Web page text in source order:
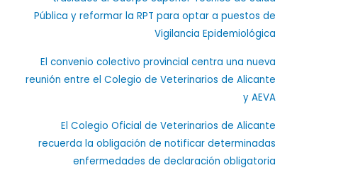
Pública y reformar la RPT para optar a puestos de
Vigilancia Epidemiológica
El convenio colectivo provincial centra una nueva
reunión entre el Colegio de Veterinarios de Alicante
y AEVA
El Colegio Oficial de Veterinarios de Alicante
recuerda la obligación de notificar determinadas
enfermedades de declaración obligatoria